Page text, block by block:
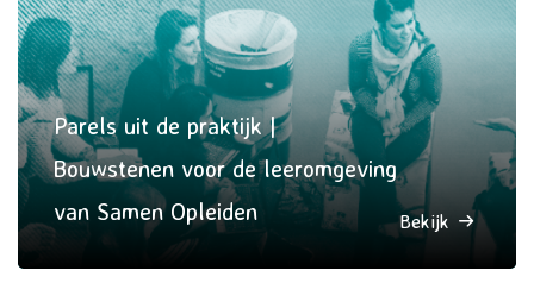
Parels uit de praktijk |
Bouwstenen voor de leeromgeving
van Samen Opleiden
Bekijk